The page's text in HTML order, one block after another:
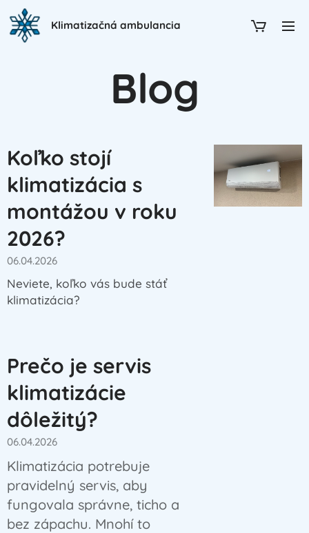
Klimatizačná ambulancia
Blog
Koľko stojí
klimatizácia s
montážou v roku
2026?
06.04.2026
Neviete, koľko vás bude stáť
klimatizácia?
Prečo je servis
klimatizácie
dôležitý?
06.04.2026
Klimatizácia potrebuje
pravidelný servis, aby
fungovala správne, ticho a
bez zápachu. Mnohí to